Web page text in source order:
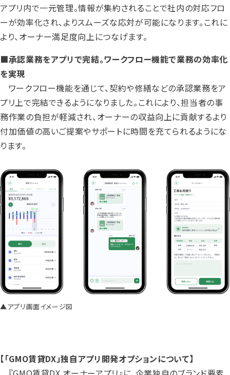
アプリ内で一元管理。情報が集約されることで社内の対応フロ
ーが効率化され、よりスムーズな応対が可能になります。これに
より、オーナー満足度向上につなげます。
■承認業務をアプリで完結。ワークフロー機能で業務の効率化
を実現
ワークフロー機能を通じて、契約や修繕などの承認業務をア
プリ上で完結できるようになりました。これにより、担当者の事
務作業の負担が軽減され、オーナーの収益向上に貢献するより
付加価値の高いご提案やサポートに時間を充てられるようにな
ります。
▲アプリ画面イメージ図
【「GMO賃貸DX」独自アプリ開発オプションについて】